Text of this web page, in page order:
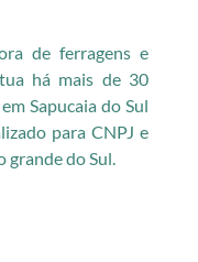
de ferragens e
há mais de 30
Sapucaia do Sul
para CNPJ e
grande do Sul.